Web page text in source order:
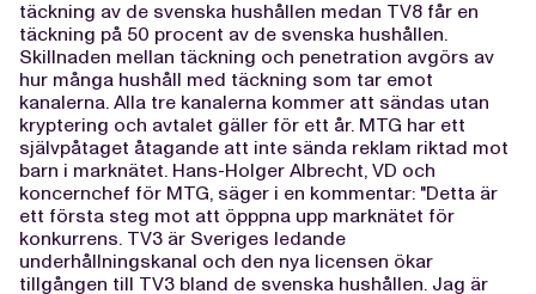
täckning av de svenska hushållen medan TV8 får en
täckning på 50 procent av de svenska hushållen.
Skillnaden mellan täckning och penetration avgörs av
hur många hushåll med täckning som tar emot
kanalerna. Alla tre kanalerna kommer att sändas utan
kryptering och avtalet gäller för ett år. MTG har ett
självpåtaget åtagande att inte sända reklam riktad mot
barn i marknätet. Hans-Holger Albrecht, VD och
koncernchef för MTG, säger i en kommentar: "Detta är
ett första steg mot att öpppna upp marknätet för
konkurrens. TV3 är Sveriges ledande
underhållningskanal och den nya licensen ökar
tillgången till TV3 bland de svenska hushållen. Jag är